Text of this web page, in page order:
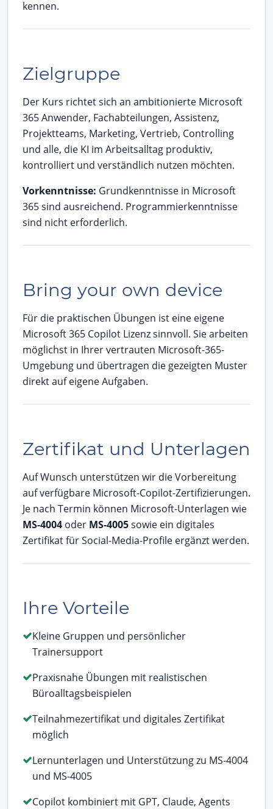
kennen.
Zielgruppe
Der Kurs richtet sich an ambitionierte Microsoft
365 Anwender, Fachabteilungen, Assistenz,
Projektteams, Marketing, Vertrieb, Controlling
und alle, die KI im Arbeitsalltag produktiv,
kontrolliert und verständlich nutzen möchten.
Vorkenntnisse: Grundkenntnisse in Microsoft
365 sind ausreichend. Programmierkenntnisse
sind nicht erforderlich.
Bring your own device
Für die praktischen Übungen ist eine eigene
Microsoft 365 Copilot Lizenz sinnvoll. Sie arbeiten
möglichst in Ihrer vertrauten Microsoft-365-
Umgebung und übertragen die gezeigten Muster
direkt auf eigene Aufgaben.
Zertifikat und Unterlagen
Auf Wunsch unterstützen wir die Vorbereitung
auf verfügbare Microsoft-Copilot-Zertifizierungen.
Je nach Termin können Microsoft-Unterlagen wie
MS-4004 oder MS-4005sowie ein digitales
Zertifikat für Social-Media-Profile ergänzt werden.
Ihre Vorteile
Kleine Gruppen und persönlicher
Trainersupport
Praxisnahe Übungen mit realistischen
Büroalltagsbeispielen
Teilnahmezertifikat und digitales Zertifikat
möglich
Lernunterlagen und Unterstützung zu MS-4004
und MS-4005
Copilot kombiniert mit GPT, Claude, Agents